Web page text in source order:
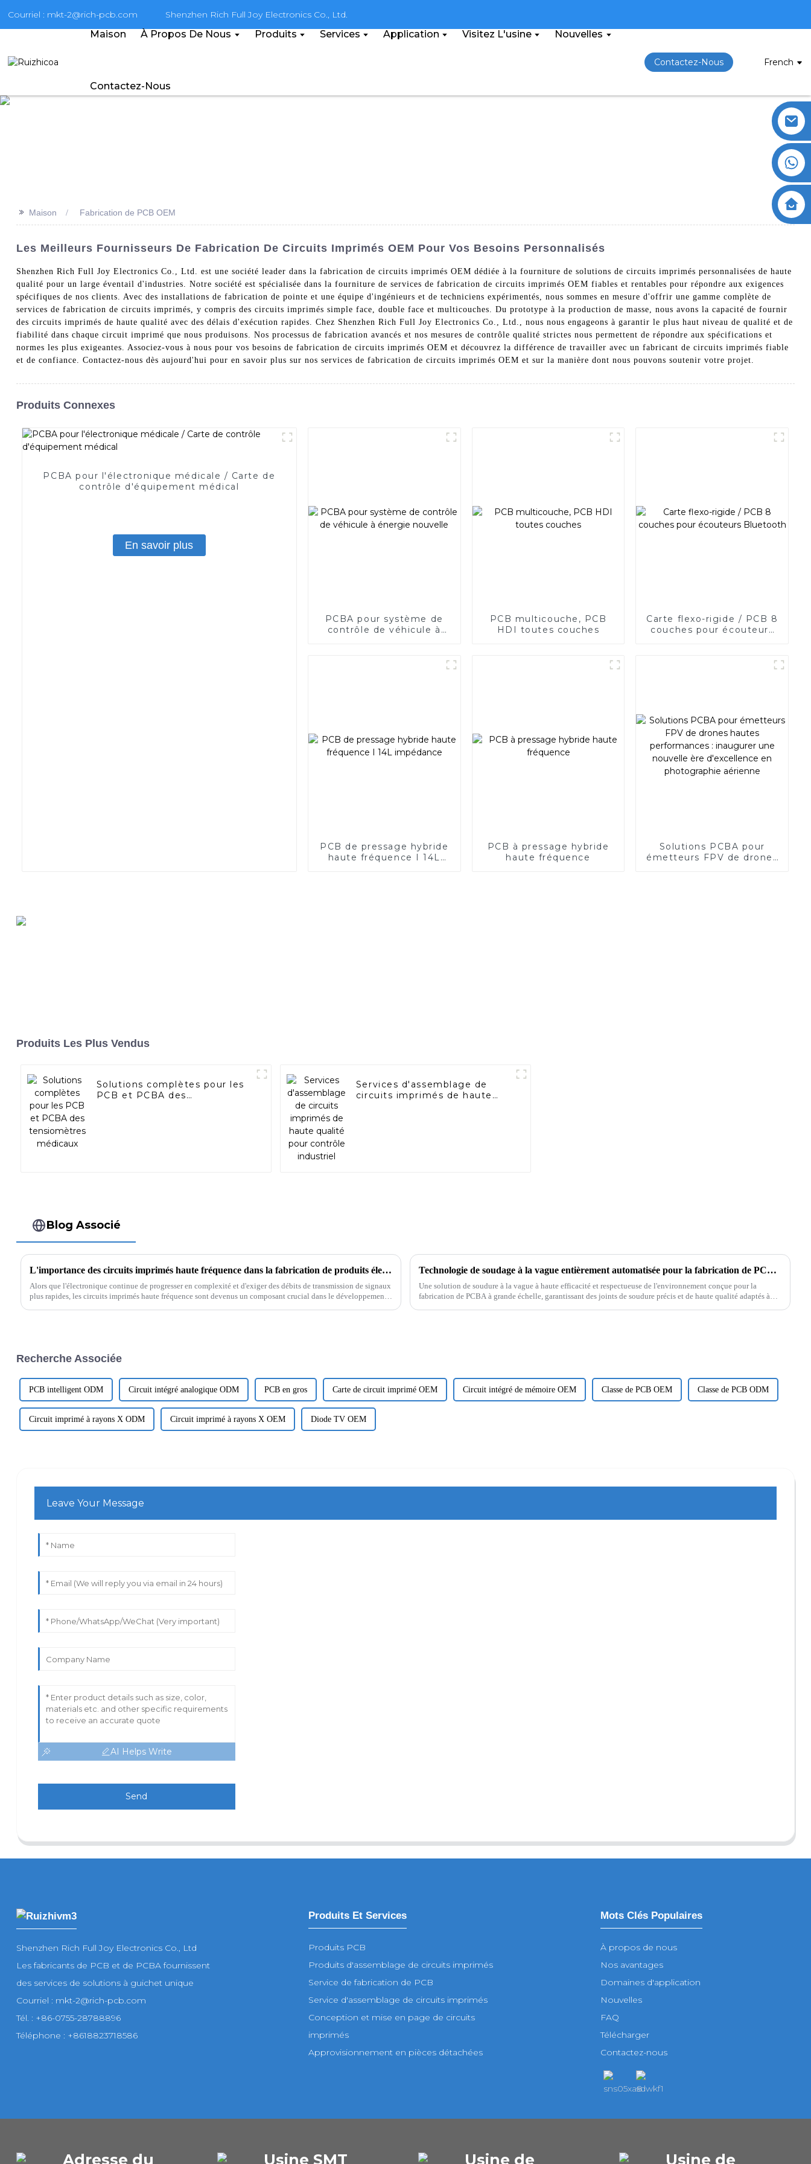
Courriel : mkt-2@rich-pcb.com Shenzhen Rich Full Joy Electronics Co., Ltd.
Maison À Propos De Nous Produits Services Application Visitez L'usine Nouvelles
Contactez-Nous
Contactez-Nous French
>> Maison Fabrication de PCB OEM
Les Meilleurs Fournisseurs De Fabrication De Circuits Imprimés OEM Pour Vos Besoins Personnalisés
Shenzhen Rich Full Joy Electronics Co., Ltd. est une société leader dans la fabrication de circuits imprimés OEM dédiée à la fourniture de solutions de circuits imprimés personnalisées de haute
qualité pour un large éventail d'industries. Notre société est spécialisée dans la fourniture de services de fabrication de circuits imprimés OEM fiables et rentables pour répondre aux exigences
spécifiques de nos clients. Avec des installations de fabrication de pointe et une équipe d'ingénieurs et de techniciens expérimentés, nous sommes en mesure d'offrir une gamme complète de
services de fabrication de circuits imprimés, y compris des circuits imprimés simple face, double face et multicouches. Du prototype à la production de masse, nous avons la capacité de fournir
des circuits imprimés de haute qualité avec des délais d'exécution rapides. Chez Shenzhen Rich Full Joy Electronics Co., Ltd., nous nous engageons à garantir le plus haut niveau de qualité et de
fiabilité dans chaque circuit imprimé que nous produisons. Nos processus de fabrication avancés et nos mesures de contrôle qualité strictes nous permettent de répondre aux spécifications et
normes les plus exigeantes. Associez-vous à nous pour vos besoins de fabrication de circuits imprimés OEM et découvrez la différence de travailler avec un fabricant de circuits imprimés fiable
et de confiance. Contactez-nous dès aujourd'hui pour en savoir plus sur nos services de fabrication de circuits imprimés OEM et sur la manière dont nous pouvons soutenir votre projet.
Produits Connexes
PCBA pour l'électronique médicale / Carte de
contrôle d'équipement médical
En savoir plus
PCBA pour système de
contrôle de véhicule à
PCB multicouche, PCB
HDI toutes couches
Carte flexo-rigide / PCB 8
couches pour écouteurs
PCB de pressage hybride
haute fréquence I 14L
PCB à pressage hybride
haute fréquence
Solutions PCBA pour
émetteurs FPV de drones
Produits Les Plus Vendus
Solutions complètes pour les
PCB et PCBA des
Services d'assemblage de
circuits imprimés de haute
Blog Associé
L'importance des circuits imprimés haute fréquence dans la fabrication de produits électroniques
Alors que l'électronique continue de progresser en complexité et d'exiger des débits de transmission de signaux
plus rapides, les circuits imprimés haute fréquence sont devenus un composant crucial dans le développement
Technologie de soudage à la vague entièrement automatisée pour la fabrication de PCB et de PCBA
Une solution de soudure à la vague à haute efficacité et respectueuse de l'environnement conçue pour la
fabrication de PCBA à grande échelle, garantissant des joints de soudure précis et de haute qualité adaptés à
Recherche Associée
PCB intelligent ODM Circuit intégré analogique ODM PCB en gros Carte de circuit imprimé OEM Circuit intégré de mémoire OEM Classe de PCB OEM Classe de PCB ODM
Circuit imprimé à rayons X ODM Circuit imprimé à rayons X OEM Diode TV OEM
Leave Your Message
AI Helps Write
Send
Shenzhen Rich Full Joy Electronics Co., Ltd
Les fabricants de PCB et de PCBA fournissent
des services de solutions à guichet unique
Courriel : mkt-2@rich-pcb.com
Tél. : +86-0755-28788896
Téléphone : +8618823718586
Produits Et Services
Produits PCB
Produits d'assemblage de circuits imprimés
Service de fabrication de PCB
Service d'assemblage de circuits imprimés
Conception et mise en page de circuits
imprimés
Approvisionnement en pièces détachées
Mots Clés Populaires
À propos de nous
Nos avantages
Domaines d'application
Nouvelles
FAQ
Télécharger
Contactez-nous
Adresse du Usine SMT Usine de Usine de